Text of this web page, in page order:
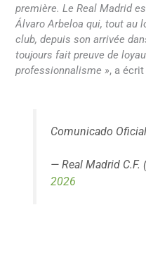
première. Le Real Madrid
Álvaro Arbeloa qui, tout au
club, depuis son arrivée
toujours fait preuve de
professionnalisme », a
Comunicado
— Real Madrid C.F.
2026